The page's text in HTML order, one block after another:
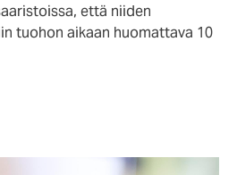
että niiden
tuohon aikaan huomattava 10